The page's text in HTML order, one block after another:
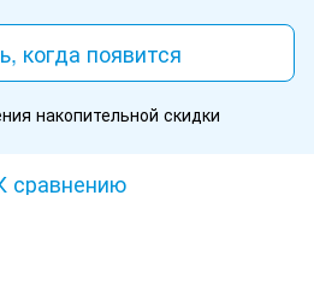
когда появится
накопительной скидки
сравнению